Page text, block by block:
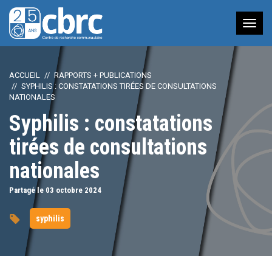
à
ACCUEIL
RAPPORTS + PUBLICATIONS
SYPHILIS : CONSTATATIONS TIRÉES DE CONSULTATIONS
NATIONALES
Syphilis : constatations
tirées de consultations
nationales
Partagé le 03 octobre 2024
syphilis